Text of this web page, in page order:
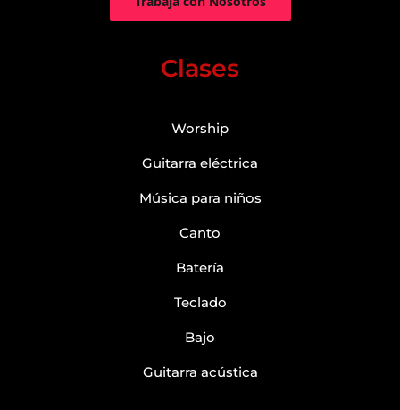
Clases
Worship
Guitarra eléctrica
Música para niños
Canto
Batería
Teclado
Bajo
Guitarra acústica